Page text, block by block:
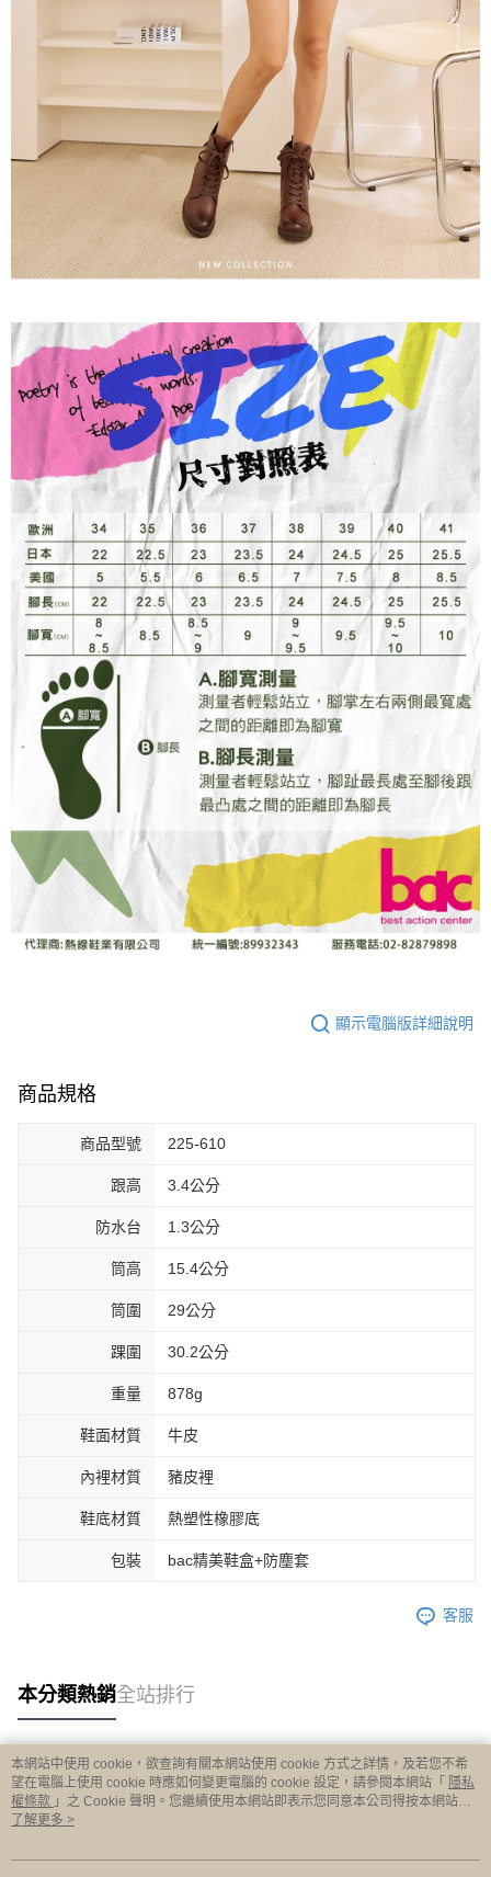
顯示電腦版詳細說明
商品規格
商品型號 225-610
跟高 3.4公分
防水台 1.3公分
筒高 15.4公分
筒圍 29公分
踝圍 30.2公分
重量 878g
鞋面材質 牛皮
內裡材質 豬皮裡
鞋底材質 熱塑性橡膠底
包裝 bac精美鞋盒+防塵套
客服
本分類熱銷全站排行
熱門標籤
本網站中使用 cookie，欲查詢有關本網站使用 cookie 方式之詳情，及若您不希
望在電腦上使用 cookie 時應如何變更電腦的 cookie 設定，請參閱本網站「 隱私
權條款 」之 Cookie 聲明。您繼續使用本網站即表示您同意本公司得按本網站使
用條款之 Cookie 聲明使用 cookie。
了解更多 >